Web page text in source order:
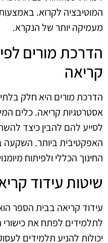
המוטיבציה לקרוא.
מעמיקה יותר של הנקרא.
הדרכת מורים
קריאה
הדרכת מורים היא חלק
אסטרטגיות קריאה. כלים
לסייע להם להבין כיצד
האפקטיבית ביותר. השקעה
החינוך הכללי ולפיתוח
שיטות עידוד
עידוד קריאה בבית הספר
לתלמידים לפתח את
יכולות להניע תלמידים